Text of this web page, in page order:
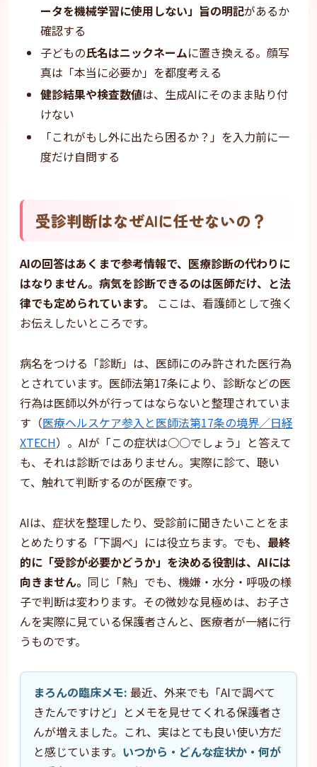
ータを機械学習に使用しない」旨の明記があるか
確認する
子どもの氏名はニックネームに置き換える。顔写
真は「本当に必要か」を都度考える
健診結果や検査数値は、生成AIにそのまま貼り付
けない
「これがもし外に出たら困るか？」を入力前に一
度だけ自問する
受診判断はなぜAIに任せないの？
AIの回答はあくまで参考情報で、医療診断の代わりに
はなりません。病気を診断できるのは医師だけ、と法
律でも定められています。
ここは、看護師として強く
お伝えしたいところです。
病名をつける「診断」は、医師にのみ許された医行為
とされています。医師法第17条により、診断などの医
行為は医師以外が行ってはならないと整理されていま
す（医療ヘルスケア参入と医師法第17条の境界／日経
XTECH）。AIが「この症状は○○でしょう」と答えて
も、それは診断ではありません。実際に診て、聴い
て、触れて判断するのが医療です。
AIは、症状を整理したり、受診前に聞きたいことをま
とめたりする「下調べ」には役立ちます。でも、 最終
的に「受診が必要かどうか」を決める役割は、AIには
向きません。 同じ「熱」でも、機嫌・水分・呼吸の様
子で判断は変わります。その微妙な見極めは、お子さ
んを実際に見ている保護者さんと、医療者が一緒に行
うものです。
まろんの臨床メモ: 最近、外来でも「AIで調べて
きたんですけど」とメモを見せてくれる保護者さ
んが増えました。これ、実はとても良い使い方だ
と感じています。 いつから・どんな症状か・何が